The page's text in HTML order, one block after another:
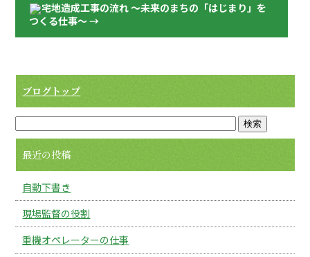
宅地造成工事の流れ 〜未来のまちの「はじまり」を
つくる仕事〜→
ブログトップ
最近の投稿
自動下書き
現場監督の役割
重機オペレーターの仕事